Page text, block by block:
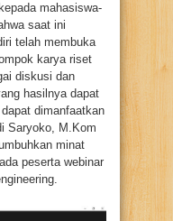
mahasiswa-
saat ini
telah membuka
karya riset
diskusi dan
hasilnya dapat
dimanfaatkan
Saryoko, M.Kom
minat
peserta webinar